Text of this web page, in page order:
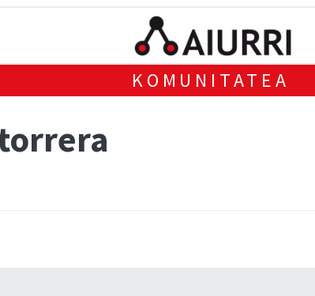
KOMUNITATEA